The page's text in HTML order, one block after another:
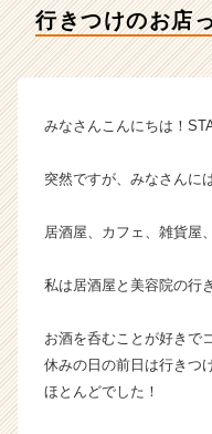
ラ
イ
|
ン
ャ
長
業
ら
ス
行きつけのお店
みなさんこんにちは！
突然ですが、みなさんに
居酒屋、カフェ、雑貨屋
私は居酒屋と美容院の行
お酒を呑むことが好きで
休みの日の前日は行きつ
ほとんどでした！